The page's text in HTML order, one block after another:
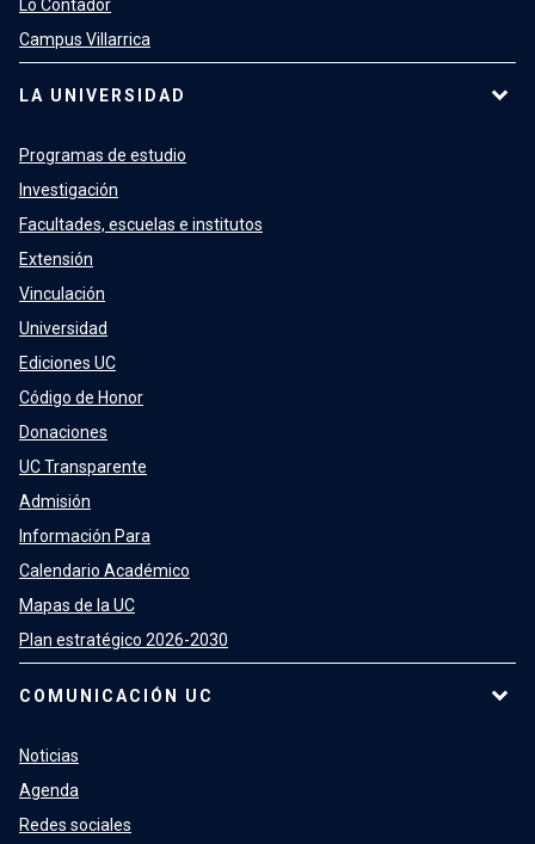
Lo Contador
Campus Villarrica
LA UNIVERSIDAD
Programas de estudio
Investigación
Facultades, escuelas e institutos
Extensión
Vinculación
Universidad
Ediciones UC
Código de Honor
Donaciones
UC Transparente
Admisión
Información Para
Calendario Académico
Mapas de la UC
Plan estratégico 2026-2030
COMUNICACIÓN UC
Noticias
Agenda
Redes sociales